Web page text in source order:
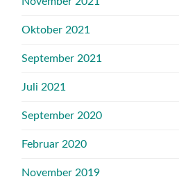
Oktober 2021
September 2021
Juli 2021
September 2020
Februar 2020
November 2019